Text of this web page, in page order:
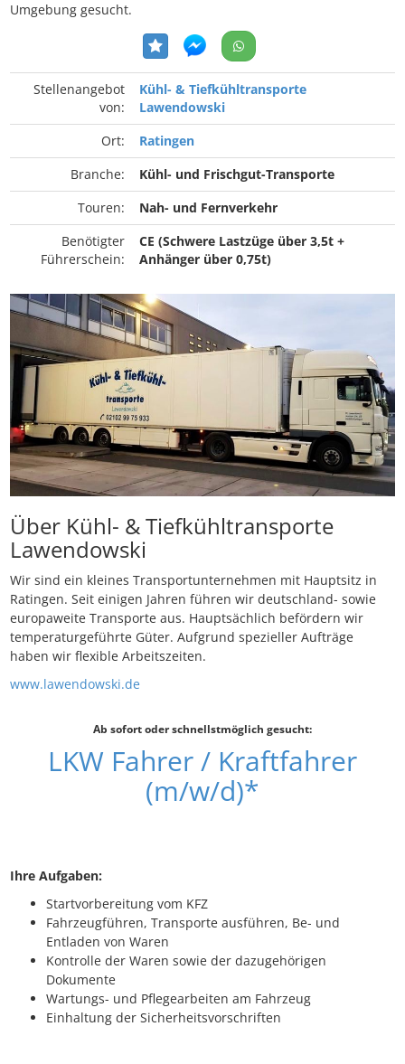
Umgebung gesucht.
Stellenangebot
von:
Kühl- & Tiefkühltransporte
Lawendowski
Ort:
Ratingen
Branche:
Kühl- und Frischgut-Transporte
Touren:
Nah- und Fernverkehr
Benötigter
Führerschein:
CE (Schwere Lastzüge über 3,5t +
Anhänger über 0,75t)
Über Kühl- & Tiefkühltransporte
Lawendowski
Wir sind ein kleines Transportunternehmen mit Hauptsitz in
Ratingen. Seit einigen Jahren führen wir deutschland- sowie
europaweite Transporte aus. Hauptsächlich befördern wir
temperaturgeführte Güter. Aufgrund spezieller Aufträge
haben wir flexible Arbeitszeiten.
www.lawendowski.de
Ab sofort oder schnellstmöglich gesucht:
LKW Fahrer / Kraftfahrer
(m/w/d)*
Ihre Aufgaben:
Startvorbereitung vom KFZ
Fahrzeugführen, Transporte ausführen, Be- und
Entladen von Waren
Kontrolle der Waren sowie der dazugehörigen
Dokumente
Wartungs- und Pflegearbeiten am Fahrzeug
Einhaltung der Sicherheitsvorschriften